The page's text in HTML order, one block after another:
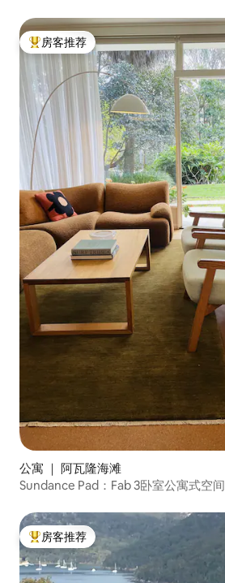
热门「房客推荐」
房客推荐
公寓 ｜ 阿瓦隆海滩
Sundance Pad：Fab 3卧室公寓式空间
热门「房客推荐」
房客推荐